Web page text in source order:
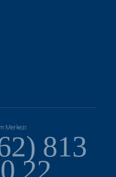
Merkezi
813
22